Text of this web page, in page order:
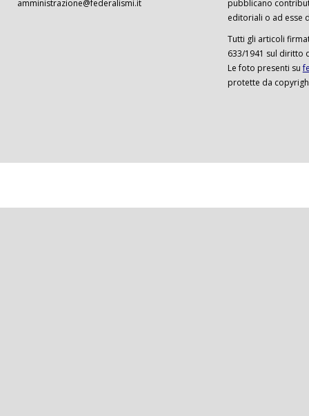
amministrazione@federalismi.it
pubblicano
editoriali o ad esse
Tutti gli articoli
633/1941 sul diritto
Le foto presenti su
protette da